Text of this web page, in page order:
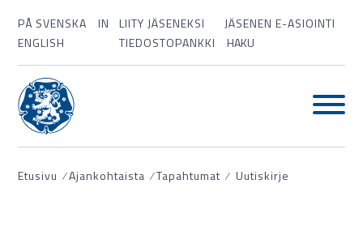
PÅ SVENSKA
IN
ENGLISH
LIITY JÄSENEKSI
JÄSENEN E-ASIOINTI
TIEDOSTOPANKKI
HAKU
Etusivu ⁄Ajankohtaista ⁄Tapahtumat ⁄ Uutiskirje